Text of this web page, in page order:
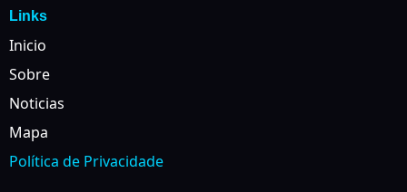
Links
Inicio
Sobre
Noticias
Mapa
Política de Privacidade